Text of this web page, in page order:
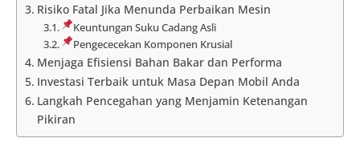
Risiko Fatal Jika Menunda Perbaikan Mesin
Keuntungan Suku Cadang Asli
Pengececekan Komponen Krusial
Menjaga Efisiensi Bahan Bakar dan Performa
Investasi Terbaik untuk Masa Depan Mobil Anda
Langkah Pencegahan yang Menjamin Ketenangan
Pikiran